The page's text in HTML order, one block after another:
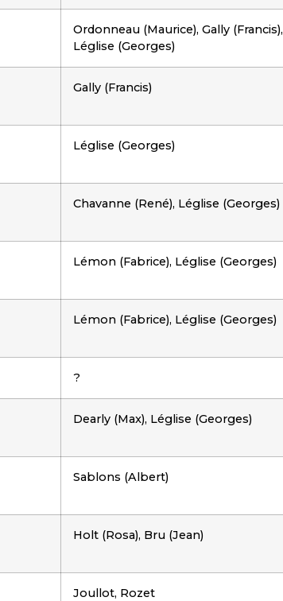
Ordonneau (Maurice), Gally (Francis),
Léglise (Georges)
Gally (Francis)
Léglise (Georges)
Chavanne (René), Léglise (Georges)
Lémon (Fabrice), Léglise (Georges)
Lémon (Fabrice), Léglise (Georges)
?
Dearly (Max), Léglise (Georges)
Sablons (Albert)
Holt (Rosa), Bru (Jean)
Joullot, Rozet